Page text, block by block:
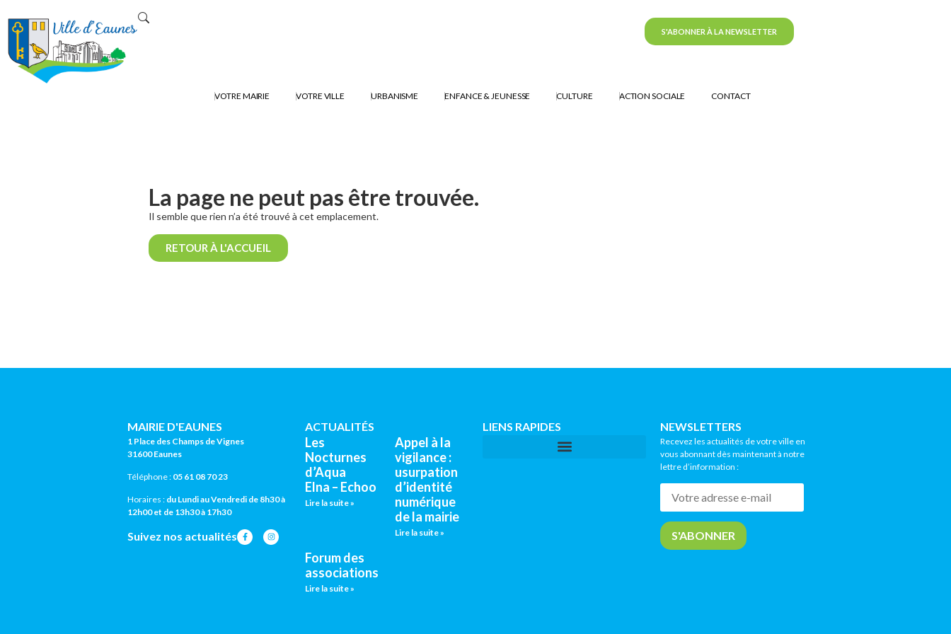
VOTRE MAIRIE VOTRE VILLE URBANISME ENFANCE & JEUNESSE CULTURE ACTION SOCIALE CONTACT
S'ABONNER À LA NEWSLETTER
La page ne peut pas être trouvée.
Il semble que rien n’a été trouvé à cet emplacement.
RETOUR À L'ACCUEIL
MAIRIE D'EAUNES
1 Place des Champs de Vignes
31600 Eaunes
Téléphone : 05 61 08 70 23
Horaires : du Lundi au Vendredi de 8h30 à
12h00 et de 13h30 à 17h30
Suivez nos actualités
ACTUALITÉS
Les
Nocturnes
d’Aqua
Elna – Echoo
Lire la suite »
Appel à la
vigilance :
usurpation
d’identité
numérique
de la mairie
Lire la suite »
Forum des
associations
Lire la suite »
LIENS RAPIDES NEWSLETTERS
Recevez les actualités de votre ville en
vous abonnant dès maintenant à notre
lettre d’information :